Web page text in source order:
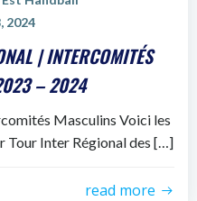
2024
| INTERCOMITÉS
– 2024
Masculins Voici les
Tour Inter Régional des […]
read more